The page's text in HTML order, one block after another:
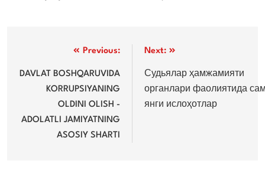
menyusi
Previous:
DAVLAT BOSHQARUVIDA
KORRUPSIYANING
OLDINI OLISH -
ADOLATLI JAMIYATNING
ASOSIY SHARTI
Next:
Судьялар ҳамжамияти
органлари фаолиятида
янги ислоҳотлар